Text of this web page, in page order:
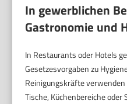
In gewerblichen
Gastronomie und
In Restaurants oder Hotels
Gesetzesvorgaben zu
Reinigungskräfte
Tische, Küchenbereiche